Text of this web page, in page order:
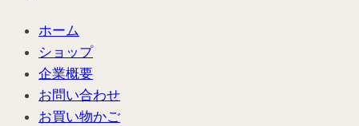
ホーム
ショップ
企業概要
お問い合わせ
お買い物かご